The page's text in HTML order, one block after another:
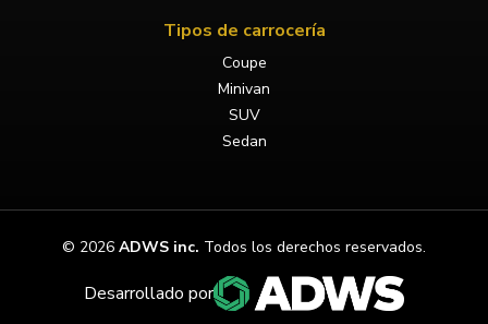
Tipos de carrocería
Coupe
Minivan
SUV
Sedan
© 2026 ADWS inc. Todos los derechos reservados.
Desarrollado por